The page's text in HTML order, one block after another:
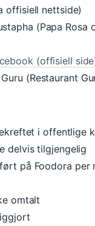
offisiell nettside)
(Papa Rosa
(offisiell
(Restaurant
i offentlige
delvis tilgjengelig
på Foodora per
omtalt